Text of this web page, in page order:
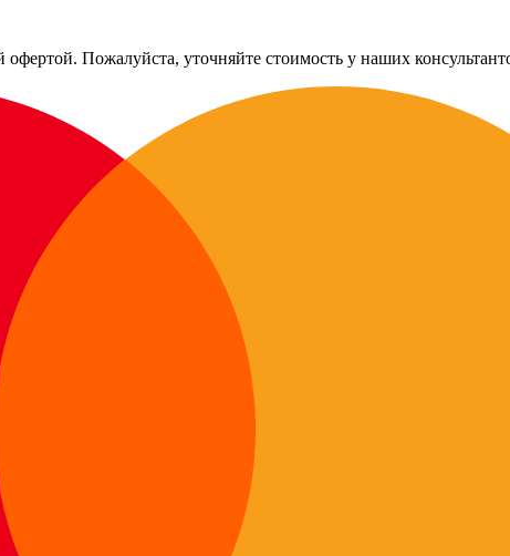
Пожалуйста, уточняйте стоимость у наших